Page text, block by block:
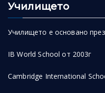
Училището
Училището е основано
IB World School от 2003г
Cambridge International